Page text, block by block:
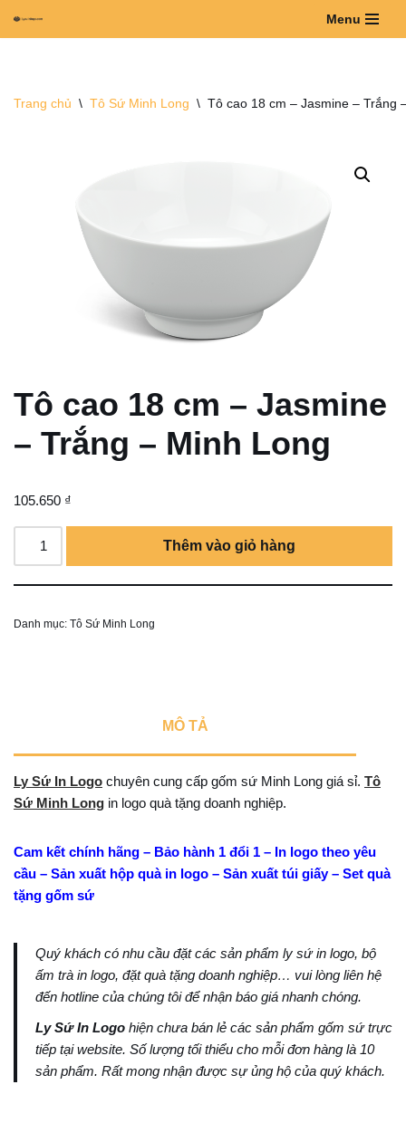
dung
Menu
Trang chủ \ Tô Sứ Minh Long \ Tô cao 18 cm – Jasmine – Trắng
Tô cao 18 cm – Jasmine
– Trắng – Minh Long
105.650 ₫
Thêm vào giỏ hàng
Danh mục: Tô Sứ Minh Long
MÔ TẢ
Ly Sứ In Logo chuyên cung cấp gốm sứ Minh Long giá sỉ. Tô
Sứ Minh Long in logo quà tặng doanh nghiệp.
Cam kết chính hãng – Bảo hành 1 đổi 1 – In logo theo yêu
cầu – Sản xuất hộp quà in logo – Sản xuất túi giấy – Set quà
tặng gốm sứ
Quý khách có nhu cầu đặt các sản phẩm ly sứ in logo, bộ
ấm trà in logo, đặt quà tặng doanh nghiệp… vui lòng liên hệ
đến hotline của chúng tôi để nhận báo giá nhanh chóng.
Ly Sứ In Logo hiện chưa bán lẻ các sản phẩm gốm sứ trực
tiếp tại website. Số lượng tối thiểu cho mỗi đơn hàng là 10
sản phẩm. Rất mong nhận được sự ủng hộ của quý khách.